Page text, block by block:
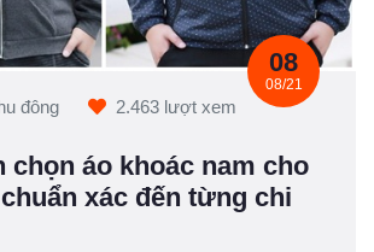
08
08/21
đông 2.463 lượt xem
chọn áo khoác nam cho
xác đến từng chi